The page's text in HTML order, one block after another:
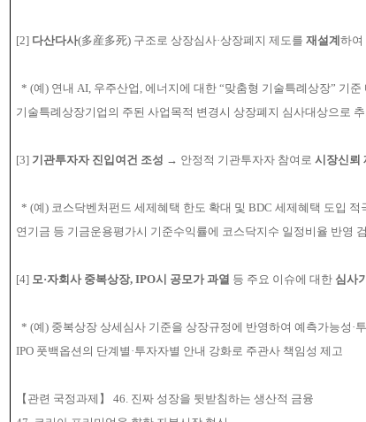
[2] 다산다사(多産多死) 구조로 상장심사·상장폐지 제도를재설계하여
*(예) 연내 AI, 우주산업, 에너지에 대한 “맞춤형 기술특례상장” 기준
기술특례상장기업의 주된 사업목적 변경시 상장폐지 심사대상으로
[3] 기관투자자 진입여건 조성 → 안정적 기관투자자 참여로시장신뢰
*(예) 코스닥벤처펀드 세제혜택 한도 확대 및 BDC 세제혜택 도입 적
연기금 등 기금운용평가시 기준수익률에 코스닥지수 일정비율 반영
[4] 모·자회사 중복상장, IPO시 공모가 과열 등 주요 이슈에 대한심사
*(예) 중복상장 상세심사 기준을 상장규정에 반영하여 예측가능성·
IPO 풋백옵션의 단계별·투자자별 안내 강화로 주관사 책임성 제고
【관련 국정과제】 46. 진짜 성장을 뒷받침하는 생산적 금융